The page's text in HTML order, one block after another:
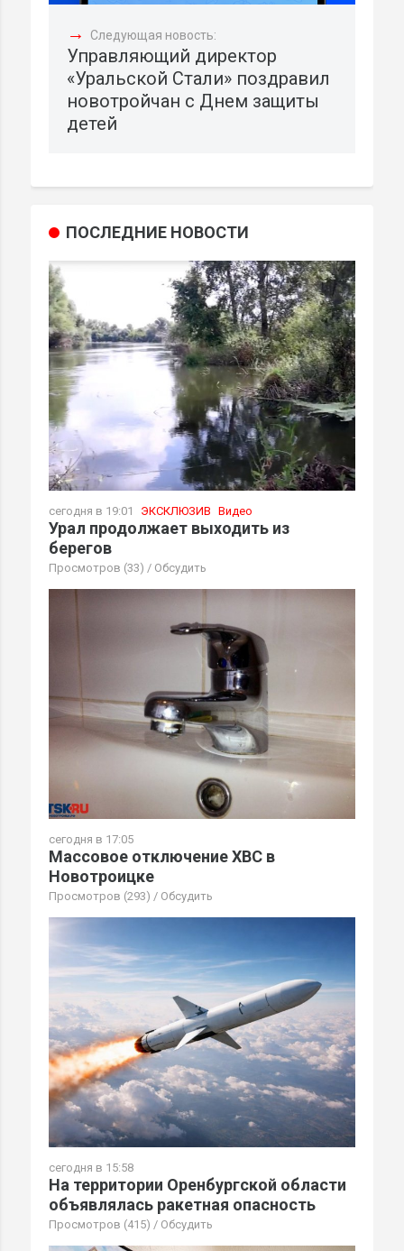
→ Следующая новость:
Управляющий директор
«Уральской Стали» поздравил
новотройчан с Днем защиты
детей
ПОСЛЕДНИЕ НОВОСТИ
сегодня в 19:01 ЭКСКЛЮЗИВ Видео
Урал продолжает выходить из
берегов
Просмотров (33) / Обсудить
сегодня в 17:05
Массовое отключение ХВС в
Новотроицке
Просмотров (293) / Обсудить
сегодня в 15:58
На территории Оренбургской области
объявлялась ракетная опасность
Просмотров (415) / Обсудить